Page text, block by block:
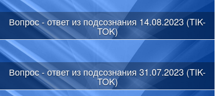
Вопрос - ответ из подсознания 14.08.2023 (TIK-
TOK)
Вопрос - ответ из подсознания 31.07.2023 (TIK-
TOK)